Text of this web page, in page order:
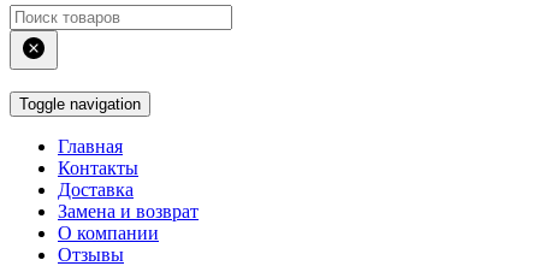
Toggle navigation
Главная
Контакты
Доставка
Замена и возврат
О компании
Отзывы